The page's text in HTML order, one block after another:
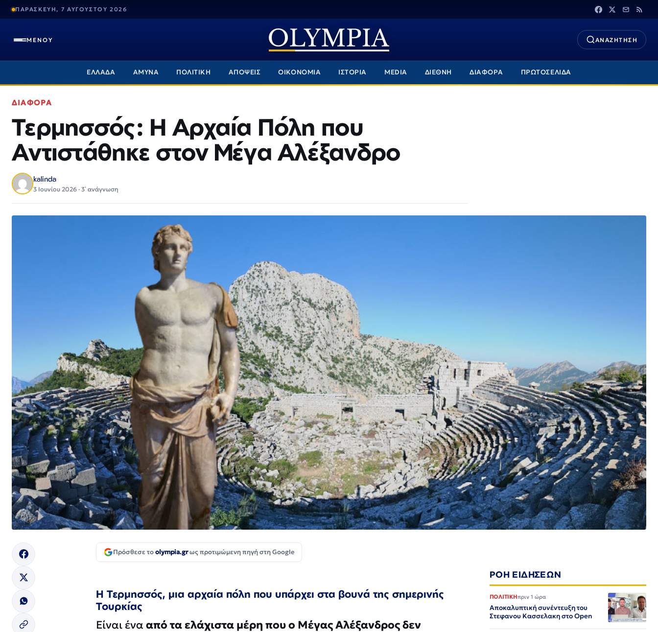
ΠΑΡΑΣΚΕΥΗ, 7 ΑΥΓΟΥΣΤΟΥ 2026
ΜΕΝΟΥ ΑΝΑΖΗΤΗΣΗ
ΕΛΛΑΔΑ ΑΜΥΝΑ ΠΟΛΙΤΙΚΗ ΑΠΟΨΕΙΣ ΟΙΚΟΝΟΜΙΑ ΙΣΤΟΡΙΑ MEDIA ΔΙΕΘΝΗ ΔΙΑΦΟΡΑ ΠΡΩΤΟΣΕΛΙΔΑ
ΔΙΑΦΟΡΑ
Τερμησσός: Η Αρχαία Πόλη που
Αντιστάθηκε στον Μέγα Αλέξανδρο
kalinda
3 Ιουνίου 2026 · 3΄ ανάγνωση
Πρόσθεσε τοolympia.grως προτιμώμενη πηγή στη Google
Η Τερμησσός, μια αρχαία πόλη που υπάρχει στα βουνά της σημερινής
Τουρκίας
Είναι ένα από τα ελάχιστα μέρη που ο Μέγας Αλέξανδρος δεν
ΡΟΗ ΕΙΔΗΣΕΩΝ
ΠΟΛΙΤΙΚΗπριν 1 ώρα
Αποκαλυπτική συνέντευξη του
Στεφανου Κασσελακη στο Open